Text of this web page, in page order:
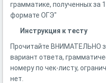
грамматике, полученных за
формате ОГЭ"
Инструкция к тесту
Прочитайте ВНИМАТЕЛЬНО
вариант ответа,
номеру по чек-листу,
нет.